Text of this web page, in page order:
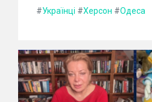
#Українці #Херсон #Одеса